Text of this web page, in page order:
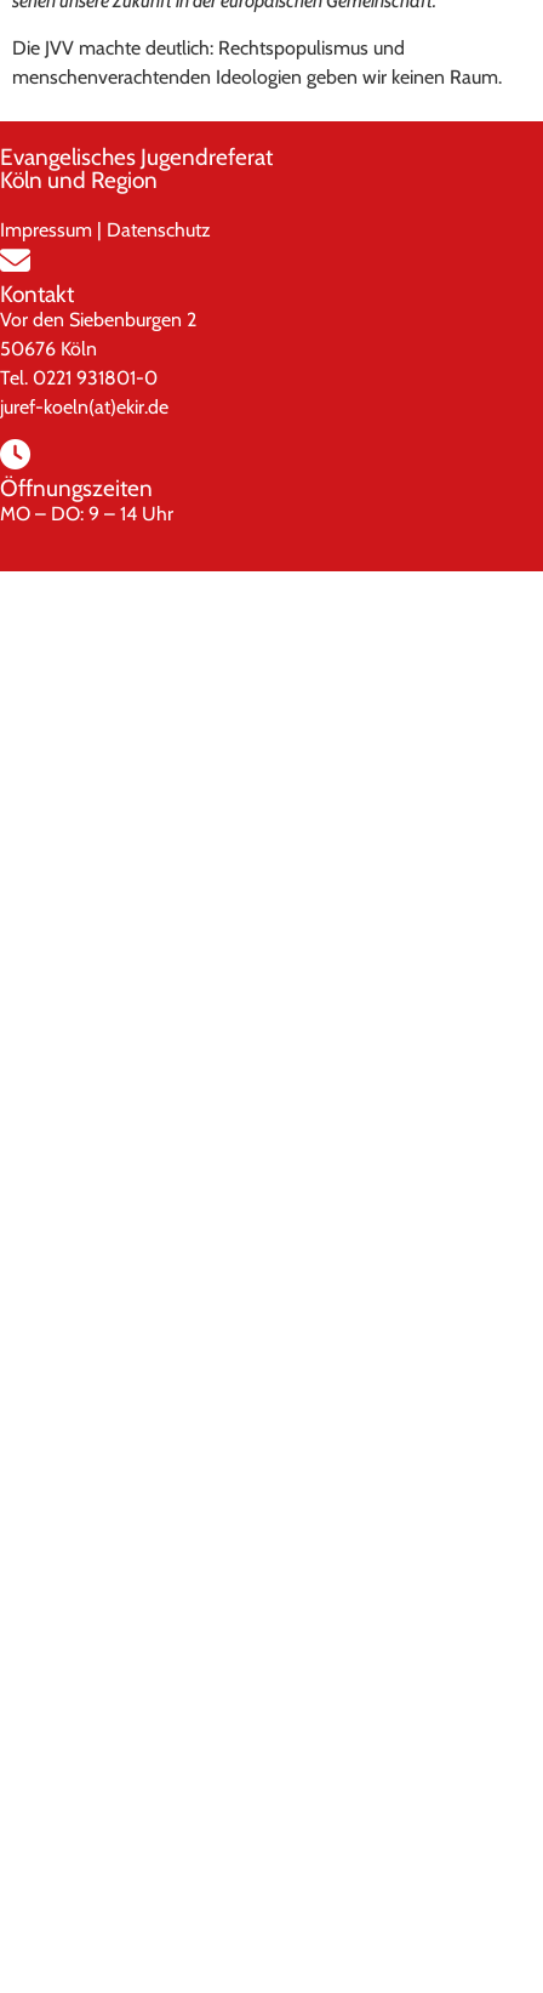
Die JVV machte deutlich: Rechtspopulismus und
menschenverachtenden Ideologien geben wir keinen Raum.
Evangelisches Jugendreferat
Köln und Region
Impressum | Datenschutz
Kontakt
Vor den Siebenburgen 2
50676 Köln
Tel. 0221 931801-0
juref-koeln(at)ekir.de
Öffnungszeiten
MO – DO: 9 – 14 Uhr